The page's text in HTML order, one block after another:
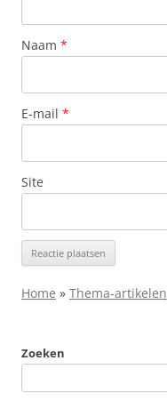
Naam *
E-mail *
Site
Home » Thema-artikelen
Zoeken